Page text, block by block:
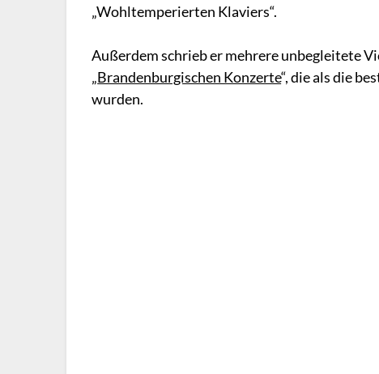
„Wohltemperierten Klaviers“.
Außerdem schrieb er mehrere unbegleitete
„Brandenburgischen Konzerte“, die als die
wurden.